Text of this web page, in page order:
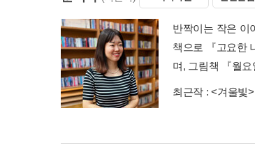
반짝이는 작은 이
책으로 『고요한
며, 그림책 『월
최근작 :<겨울빛>